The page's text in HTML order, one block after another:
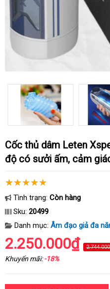
Cốc thủ dâm Leten Xspeed AD33S sục siêu tốc
độ có sưởi ấm, cảm
Tình trạng: Còn hàng
Sku: 20499
Danh mục: Âm đạo giả đa
2.250.000₫
Khuyến mãi:-18%